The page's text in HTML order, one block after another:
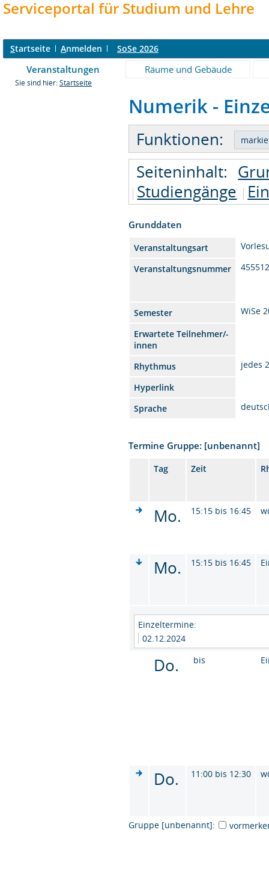
Serviceportal für Studium und Lehre
Startseite Anmelden SoSe 2026
Veranstaltungen Räume und Gebäude
Sie sind hier: Startseite
Numerik -
Funktionen:
Seiteninhalt:
Studiengänge
Grunddaten
Veranstaltungsart
Veranstaltungsnummer
Semester
WiSe
Erwartete Teilnehmer/-
innen
Rhythmus
jedes
Hyperlink
Sprache
Termine Gruppe: [unbenannt]
Tag Zeit
Mo. 15:15 bis 16:45
Mo. 15:15 bis 16:45
Einzeltermine:
02.12.2024
Do. bis
Do. 11:00 bis 12:30
Gruppe [unbenannt]: